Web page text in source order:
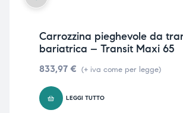
Carrozzina pieghevole da
bariatrica – Transit Maxi 65
833,97 € (+ iva come per legge)
LEGGI TUTTO